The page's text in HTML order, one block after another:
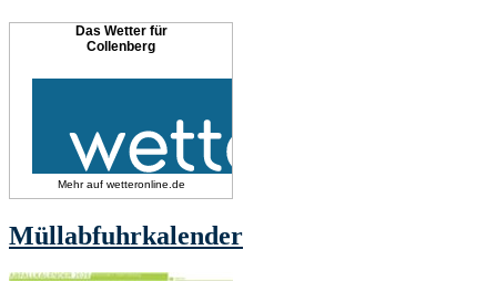
Das Wetter für
Collenberg
Mehr auf wetteronline.de
Müllabfuhrkalender